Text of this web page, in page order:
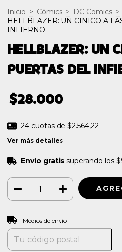
Inicio > Cómics > DC Comics >
HELLBLAZER: UN CINICO A
INFIERNO
HELLBLAZER: UN
PUERTAS DEL
$28.000
24 cuotas de $2.564,22
Ver más detalles
Envío gratis superando los
Entregas para el CP:
Medios de envío